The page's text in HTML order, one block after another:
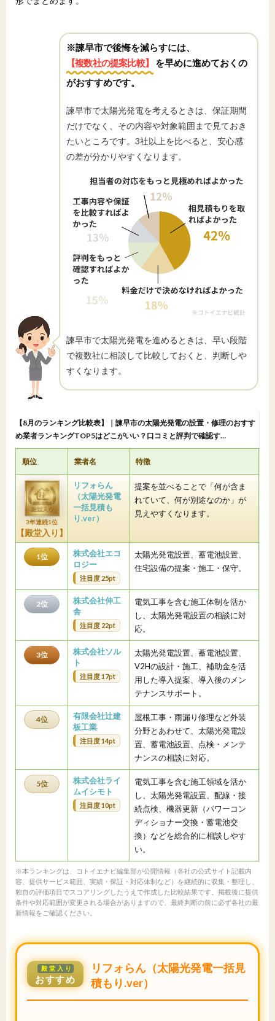
※諫早市で後悔を減らすには、
【複数社の提案比較】
を早めに進めておくの
がおすすめです。
諫早市で太陽光発電を考えるときは、保証期間
だけでなく、その内容や対象範囲まで見ておき
たいところです。3社以上を比べると、安心感
の差が分かりやすくなります。
諫早市で太陽光発電を進めるときは、早い段階
で複数社に相談して比較しておくと、判断しや
すくなります。
【8月のランキング比較表】｜諫早市の太陽光発電の設置・修理のおすす
め業者ランキングTOP5はどこがいい？口コミと評判で確認す…
順位 業者名 特徴
3年連続1位
【殿堂入り】
リフォらん
（太陽光発電
一括見積も
り.ver）
提案を並べることで「何が含ま
れていて、何が別途なのか」が
見えやすくなります。
1位
株式会社エコ
ロジー
注目度 25pt
太陽光発電設置、蓄電池設置、
住宅設備の提案・施工・保守。
2位
株式会社伸工
舎
注目度 22pt
電気工事を含む施工体制を活か
し、太陽光発電設置の相談に対
応。
3位
株式会社ソル
ト
注目度 17pt
太陽光発電設置、蓄電池設置、
V2Hの設計・施工、補助金を活
用した導入提案、導入後のメン
テナンスサポート。
4位
有限会社辻建
板工業
注目度 14pt
屋根工事・雨漏り修理など外装
分野とあわせて、太陽光発電設
置、蓄電池設置、点検・メンテ
ナンスの相談に対応。
5位
株式会社ライ
ムイシモト
注目度 10pt
電気工事を含む施工領域を活か
し、太陽光発電設置、配線・接
続点検、機器更新（パワーコン
ディショナー交換・蓄電池交
換）などを総合的に相談しやす
い。
※本ランキングは、コトイエナビ編集部が公開情報（各社の公式サイト記載内
容、提供サービス範囲、実績・保証・対応体制など）を継続的に収集・整理し、
独自の評価項目でスコアリングしたうえで作成した比較結果です。掲載後に提供
条件や対応範囲が変更される場合がありますので、最終判断の前に必ず各社の最
新情報をご確認ください。
殿堂入り
おすすめ
リフォらん（太陽光発電一括見
積もり.ver）